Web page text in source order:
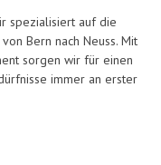
spezialisiert auf die
Bern nach Neuss. Mit
sorgen wir für einen
immer an erster